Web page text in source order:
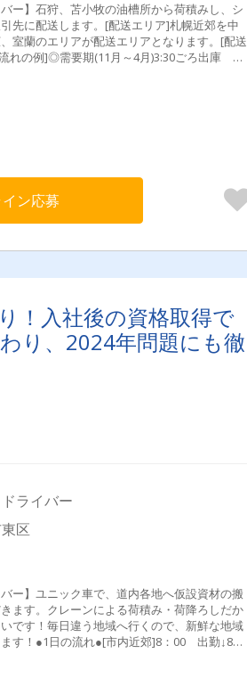
ー】石狩、苫小牧の油槽所から荷積みし、シ
先に配送します。[配送エリア]札幌近郊を中
室蘭のエリアが配送エリアとなります。[配送
れの例]◎需要期(11月～4月)3:30ごろ出庫
ン応募
！入社後の資格取得で
り、2024年問題にも徹
ライバー
区
バー】ユニック車で、道内各地へ仮設資材の搬
ます。クレーンによる荷積み・荷降ろしだか
です！毎日違う地域へ行くので、新鮮な地域
す！●1日の流れ●[市内近郊]8：00 出勤↓8：